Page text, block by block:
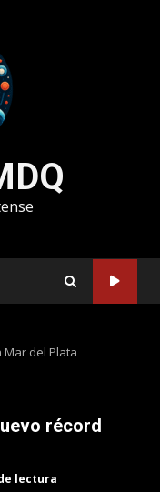
del Plata
récord
lectura